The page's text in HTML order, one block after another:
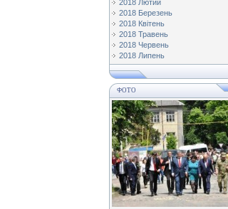
2018 Лютий
2018 Березень
2018 Квітень
2018 Травень
2018 Червень
2018 Липень
ФОТО